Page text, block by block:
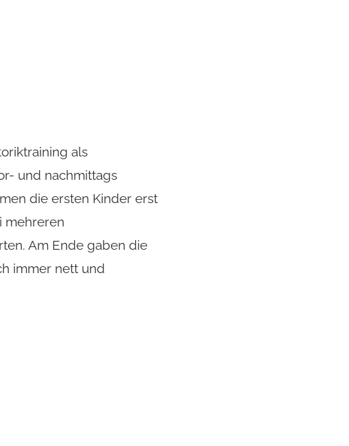
als
und nachmittags
die ersten Kinder erst
mehreren
Am Ende gaben die
immer nett und